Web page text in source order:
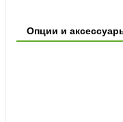
Опции и